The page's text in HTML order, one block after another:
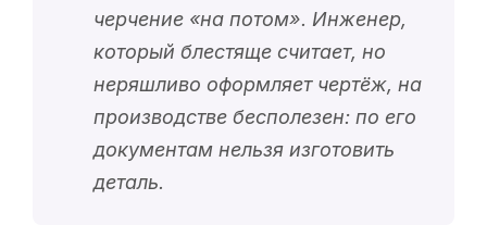
черчение «на потом». Инженер,
который блестяще считает, но
неряшливо оформляет чертёж, на
производстве бесполезен: по его
документам нельзя изготовить
деталь.